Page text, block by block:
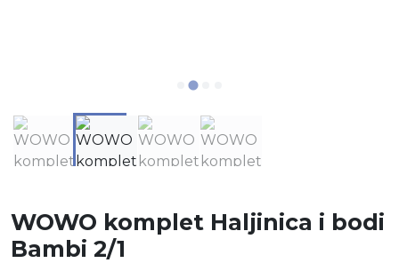
WOWO komplet Haljinica i bodi
Bambi 2/1